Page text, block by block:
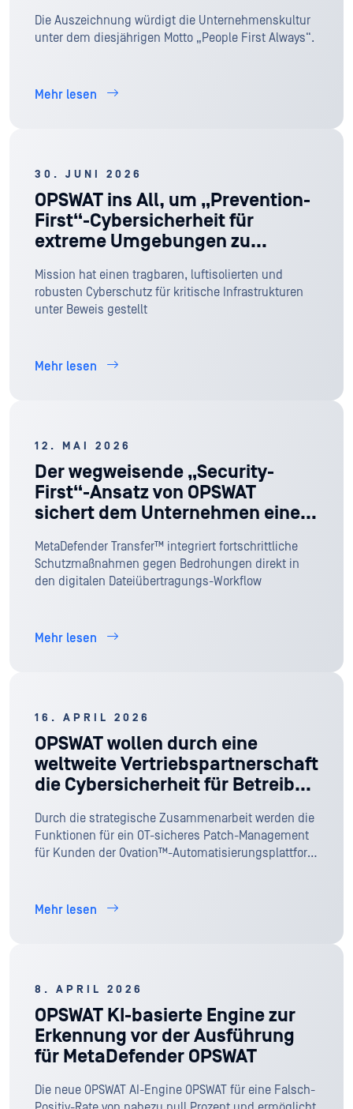
Die Auszeichnung würdigt die Unternehmenskultur
unter dem diesjährigen Motto „People First Always“.
Mehr lesen
30. JUNI 2026
OPSWAT ins All, um „Prevention-
First“-Cybersicherheit für
extreme Umgebungen zu
Mission hat einen tragbaren, luftisolierten und
robusten Cyberschutz für kritische Infrastrukturen
unter Beweis gestellt
Mehr lesen
12. MAI 2026
Der wegweisende „Security-
First“-Ansatz von OPSWAT
sichert dem Unternehmen eine
Bericht vom Frühjahr 2026 für
Managed File Transfer MFT)
MetaDefender Transfer™ integriert fortschrittliche
Schutzmaßnahmen gegen Bedrohungen direkt in
den digitalen Dateiübertragungs-Workflow
Mehr lesen
16. APRIL 2026
OPSWAT wollen durch eine
weltweite Vertriebspartnerschaft
die Cybersicherheit für Betreiber
stärken
Durch die strategische Zusammenarbeit werden die
Funktionen für ein OT-sicheres Patch-Management
für Kunden der Ovation™-Automatisierungsplattform
Mehr lesen
8. APRIL 2026
OPSWAT KI-basierte Engine zur
Erkennung vor der Ausführung
für MetaDefender OPSWAT
Die neue OPSWAT AI-Engine OPSWAT für eine Falsch-